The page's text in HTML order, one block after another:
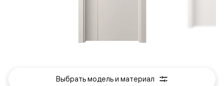
Выбрать модель и материал